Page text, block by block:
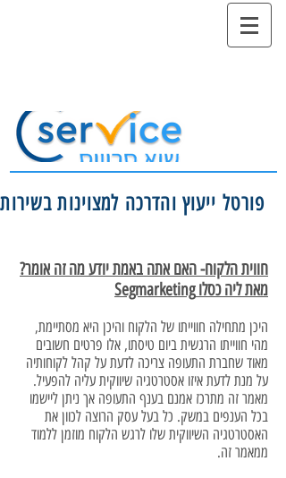
פורטל ייעוץ והדרכה למצוינות בשירות
חווית הלקוח- האם אתה באמת יודע מה זה אומר?
מאת ליה כסלו Segmarketing
היכן מתחילה חווייתו של הלקוח והיכן היא מסתיימת,
מהי חווייתו הרגשית ביום טיסתו, אלו פרטים חשובים
מאוד שחברת התעופה צריכה לדעת על קהל לקוחותיה
על מנת לדעת איזו אסטרטגיה שיווקית עליה להפעיל.
מאמר זה מתרכז אמנם בענף התעופה אך ניתן ליישמו
בכל הענפים במשק. כל בעל עסק הרוצה לכוון את
האסטרטגיה השיווקית שלו לרגש הלקוח מוזמן ללמוד
ממאמר זה.